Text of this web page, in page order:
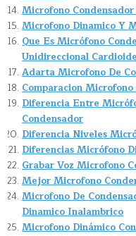
Microfono
Microfono Dinamico Y
Que Es Micrófono
Unidireccional
Adarta Microfono De
Comparacion
Diferencia Entre
Condensador
Diferencia Niveles
Diferencias Micrófono
Grabar Voz Microfono
Mejor Microfono
Microfono De
Dinamico Inalambrico
Microfono Dinámico